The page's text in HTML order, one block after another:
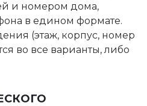
и номером дома,
в едином формате.
(этаж, корпус, номер
во все варианты, либо